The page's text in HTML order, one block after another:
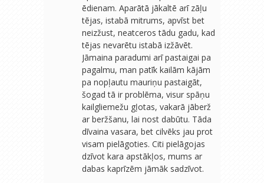
ēdienam. Aparātā jākaltē arī zāļu
tējas, istabā mitrums, apvīst bet
neizžust, neatceros tādu gadu, kad
tējas nevarētu istabā izžāvēt.
Jāmaina paradumi arī pastaigai pa
pagalmu, man patīk kailām kājām
pa nopļautu mauriņu pastaigāt,
šogad tā ir problēma, visur spāņu
kailgliemežu gļotas, vakarā jāberž
ar beržšanu, lai nost dabūtu. Tāda
dīvaina vasara, bet cilvēks jau prot
visam pielāgoties. Citi pielāgojas
dzīvot kara apstākļos, mums ar
dabas kaprīzēm jāmāk sadzīvot.